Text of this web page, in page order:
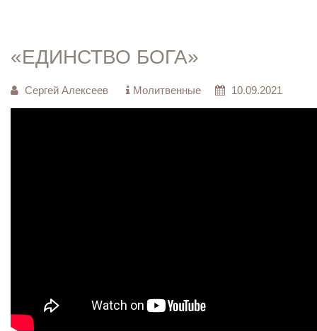
«ЕДИНСТВО БОГА»
Сергей Алексеев Молитвенные 10.09.2021